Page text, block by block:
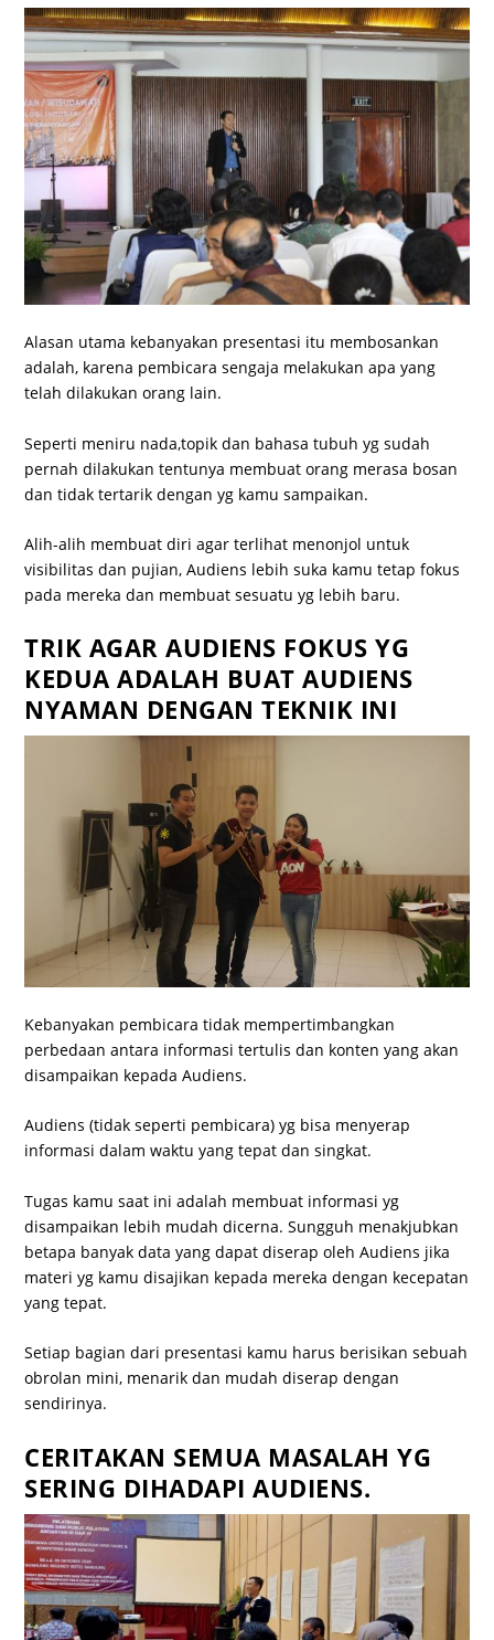
Alasan utama kebanyakan presentasi itu membosankan
adalah, karena pembicara sengaja melakukan apa yang
telah dilakukan orang lain.
Seperti meniru nada,topik dan bahasa tubuh yg sudah
pernah dilakukan tentunya membuat orang merasa bosan
dan tidak tertarik dengan yg kamu sampaikan.
Alih-alih membuat diri agar terlihat menonjol untuk
visibilitas dan pujian, Audiens lebih suka kamu tetap fokus
pada mereka dan membuat sesuatu yg lebih baru.
TRIK AGAR AUDIENS FOKUS YG
KEDUA ADALAH BUAT AUDIENS
NYAMAN DENGAN TEKNIK INI
Kebanyakan pembicara tidak mempertimbangkan
perbedaan antara informasi tertulis dan konten yang akan
disampaikan kepada Audiens.
Audiens (tidak seperti pembicara) yg bisa menyerap
informasi dalam waktu yang tepat dan singkat.
Tugas kamu saat ini adalah membuat informasi yg
disampaikan lebih mudah dicerna. Sungguh menakjubkan
betapa banyak data yang dapat diserap oleh Audiens jika
materi yg kamu disajikan kepada mereka dengan kecepatan
yang tepat.
Setiap bagian dari presentasi kamu harus berisikan sebuah
obrolan mini, menarik dan mudah diserap dengan
sendirinya.
CERITAKAN SEMUA MASALAH YG
SERING DIHADAPI AUDIENS.